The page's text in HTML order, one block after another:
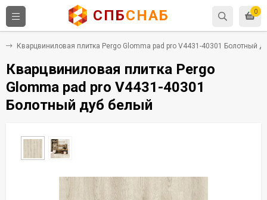
0
СПБСНАБ
Кварцвиниловая плитка Pergo Glomma pad pro V4431-40301 Болотный
Кварцвиниловая плитка Pergo
Glomma pad pro V4431-40301
Болотный дуб белый